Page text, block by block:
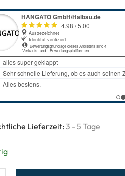
Lieferzeit: 3 - 5 Tage